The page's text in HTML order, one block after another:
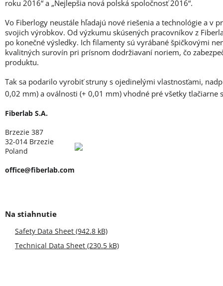
Safety Data Sheet (942.8 kB)
Technical Data Sheet (230.5 kB)
roku 2016“ a „Nejlepšia nová polská spoločnosť 2016“.
Vo Fiberlogy neustále hľadajú nové riešenia a technológie a v
svojich výrobkov. Od výzkumu skúsených pracovníkov z
po konečné výsledky. Ich filamenty sú vyrábané špičkovými
kvalitných surovín pri prísnom dodržiavaní noriem, čo
produktu.
Tak sa podarilo vyrobiť struny s ojedinelými vlastnosťami,
0,02 mm) a oválnosti (+ 0,01 mm) vhodné pré všetky tlačiarne
Fiberlab S.A.
Brzezie 387
32-014 Brzezie
Poland
office@fiberlab.com